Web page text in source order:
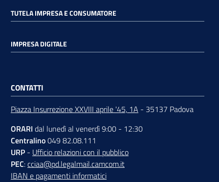
TUTELA IMPRESA E CONSUMATORE
IMPRESA DIGITALE
CONTATTI
Piazza Insurrezione XXVIII aprile '45, 1A - 35137 Padova
ORARI dal lunedì al venerdì 9:00 - 12:30
Centralino049 82.08.111
URP - Ufficio relazioni con il pubblico
PEC:cciaa@pd.legalmail.camcom.it
IBAN e pagamenti informatici